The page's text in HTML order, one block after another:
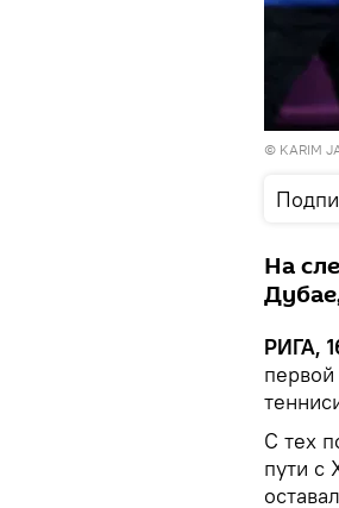
© KARIM
На
РИГА,
С тех
пути с